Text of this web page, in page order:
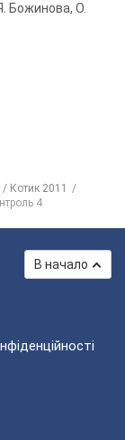
Божинова, О.
Котик 2011
4
В начало